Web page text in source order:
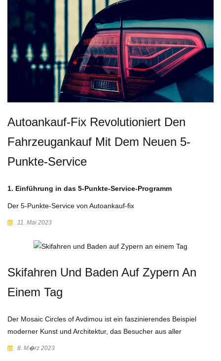
Autoankauf-Fix Revolutioniert Den
Fahrzeugankauf Mit Dem Neuen 5-
Punkte-Service
1. Einführung in das 5-Punkte-Service-Programm
Der 5-Punkte-Service von Autoankauf-fix
11. Mai 2023
Skifahren Und Baden Auf Zypern An
Einem Tag
Der Mosaic Circles of Avdimou ist ein faszinierendes Beispiel
moderner Kunst und Architektur, das Besucher aus aller
8. M�rz 2023